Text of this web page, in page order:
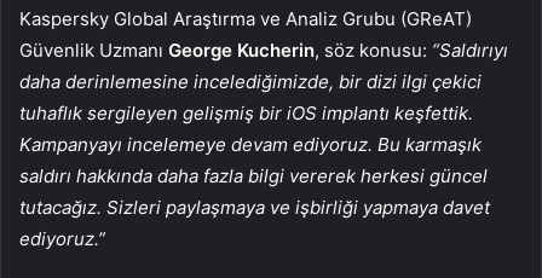
Kaspersky Global Araştırma ve Analiz Grubu (GReAT)
Güvenlik Uzmanı George Kucherin, söz konusu: “Saldırıyı
daha derinlemesine incelediğimizde, bir dizi ilgi çekici
tuhaflık sergileyen gelişmiş bir iOS implantı keşfettik.
Kampanyayı incelemeye devam ediyoruz. Bu karmaşık
saldırı hakkında daha fazla bilgi vererek herkesi güncel
tutacağız. Sizleri paylaşmaya ve işbirliği yapmaya davet
ediyoruz.”